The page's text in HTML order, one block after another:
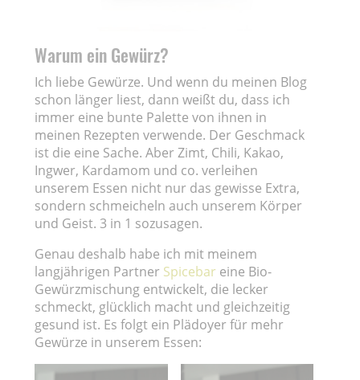
Warum ein Gewürz?
Ich liebe Gewürze. Und wenn du meinen Blog
schon länger liest, dann weißt du, dass ich
immer eine bunte Palette von ihnen in
meinen Rezepten verwende. Der Geschmack
ist die eine Sache. Aber Zimt, Chili, Kakao,
Ingwer, Kardamom und co. verleihen
unserem Essen nicht nur das gewisse Extra,
sondern schmeicheln auch unserem Körper
und Geist. 3 in 1 sozusagen.
Genau deshalb habe ich mit meinem
langjährigen Partner Spicebar eine Bio-
Gewürzmischung entwickelt, die lecker
schmeckt, glücklich macht und gleichzeitig
gesund ist. Es folgt ein Plädoyer für mehr
Gewürze in unserem Essen: